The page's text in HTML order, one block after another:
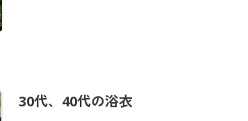
30代、40代の浴衣